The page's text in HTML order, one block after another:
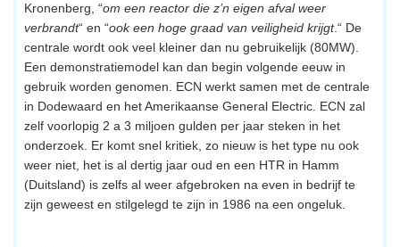
Kronenberg, “om een reactor die z’n eigen afval weer
verbrandt“ en “ook een hoge graad van veiligheid krijgt.“ De
centrale wordt ook veel kleiner dan nu gebruikelijk (80MW).
Een demonstratiemodel kan dan begin volgende eeuw in
gebruik worden genomen. ECN werkt samen met de centrale
in Dodewaard en het Amerikaanse General Electric. ECN zal
zelf voorlopig 2 a 3 miljoen gulden per jaar steken in het
onderzoek. Er komt snel kritiek, zo nieuw is het type nu ook
weer niet, het is al dertig jaar oud en een HTR in Hamm
(Duitsland) is zelfs al weer afgebroken na even in bedrijf te
zijn geweest en stilgelegd te zijn in 1986 na een ongeluk.